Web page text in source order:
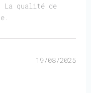
La qualité de
19/08/2025